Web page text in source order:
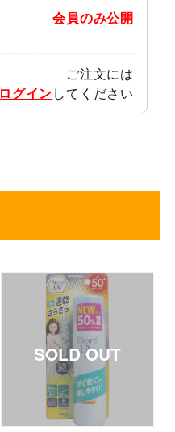
会員のみ公開
ご注文には
ログインしてください